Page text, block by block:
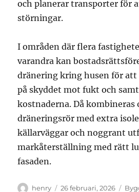
och planerar transporter för
störningar.
I områden där flera
varandra kan
dränering kring husen för att
på skyddet mot fukt och
kostnaderna. Då kombineras
dräneringsrör med extra
källarväggar och noggrant
markåterställning med rätt
fasaden.
Författare
henry
Publicerat
26 februari, 2026